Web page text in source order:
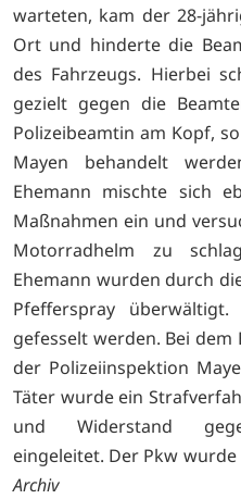
warteten, kam der 28-
Ort und hinderte die
des Fahrzeugs. Hierbei
gezielt gegen die
Polizeibeamtin am Kopf,
Mayen behandelt
Ehemann mischte sich
Maßnahmen ein und
Motorradhelm zu
Ehemann wurden durch
Pfefferspray
gefesselt werden. Bei
der Polizeiinspektion
Täter wurde ein
und Widerstand
eingeleitet. Der Pkw
Archiv